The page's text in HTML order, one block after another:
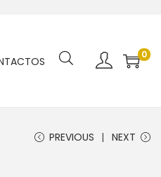
0
PREVIOUS NEXT